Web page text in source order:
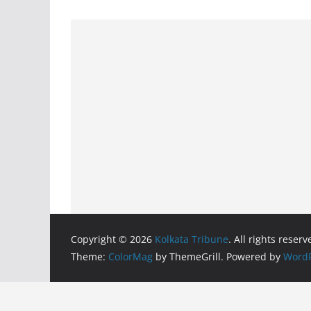
Copyright © 2026 Kolkata Tribune. All rights
Theme: ColorMag by ThemeGrill. Powered by